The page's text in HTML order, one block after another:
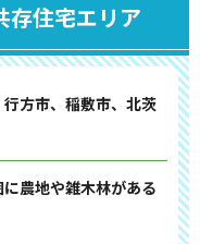
存住宅エリア
方市、稲敷市、北茨
農地や雑木林がある